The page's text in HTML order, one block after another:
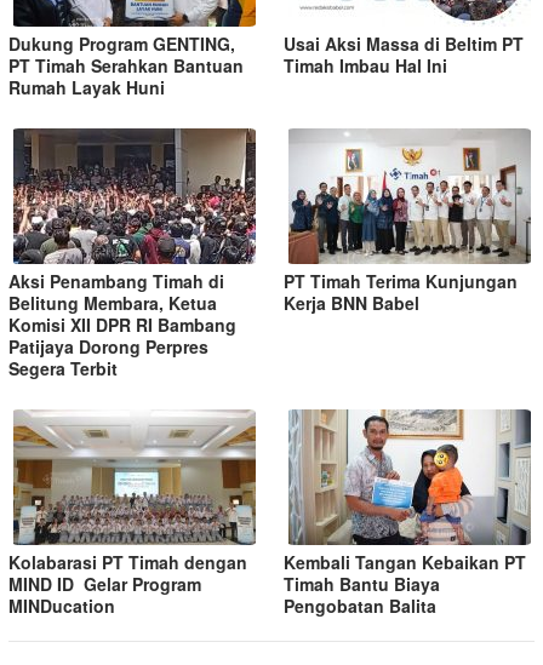
Dukung Program GENTING,
PT Timah Serahkan Bantuan
Rumah Layak Huni
Usai Aksi Massa di Beltim PT
Timah Imbau Hal Ini
Aksi Penambang Timah di
Belitung Membara, Ketua
Komisi XII DPR RI Bambang
Patijaya Dorong Perpres
Segera Terbit
PT Timah Terima Kunjungan
Kerja BNN Babel
Kolabarasi PT Timah dengan
MIND ID Gelar Program
MINDucation
Kembali Tangan Kebaikan PT
Timah Bantu Biaya
Pengobatan Balita